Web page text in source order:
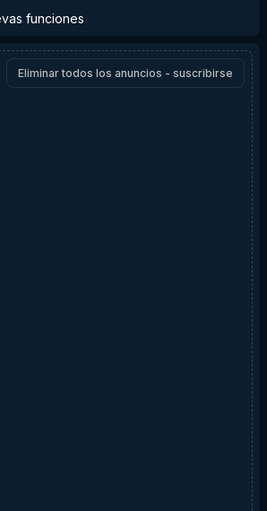
funciones
Eliminar todos los anuncios - suscribirse